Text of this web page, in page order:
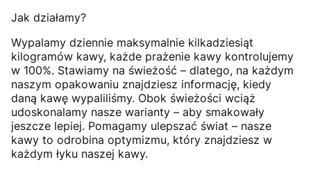
Jak działamy?
Wypalamy dziennie maksymalnie kilkadziesiąt
kilogramów kawy, każde prażenie kawy kontrolujemy
w 100%. Stawiamy na świeżość – dlatego, na każdym
naszym opakowaniu znajdziesz informację, kiedy
daną kawę wypaliliśmy. Obok świeżości wciąż
udoskonalamy nasze warianty – aby smakowały
jeszcze lepiej. Pomagamy ulepszać świat – nasze
kawy to odrobina optymizmu, który znajdziesz w
każdym łyku naszej kawy.